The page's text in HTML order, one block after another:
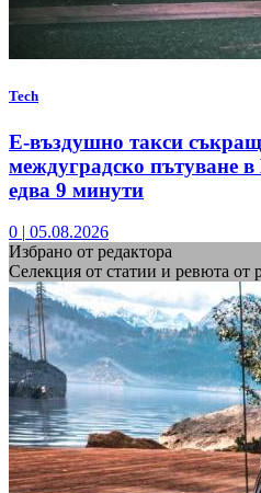
Tech
Е-въздушно такси
междуградско пътуване
едва 9 минути
0 | 05.08.2026
Избрано от редактора
Селекция от статии и ревюта от